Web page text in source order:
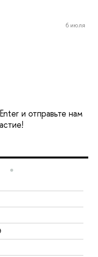
6 июля
и отправьте нам